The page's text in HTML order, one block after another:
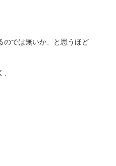
のでは無いか、と思うほど